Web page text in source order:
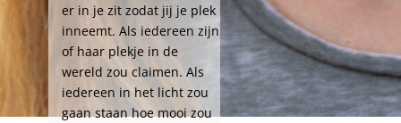
er in je zit zodat jij je plek
inneemt. Als iedereen zijn
of haar plekje in de
wereld zou claimen. Als
iedereen in het licht zou
gaan staan hoe mooi zou